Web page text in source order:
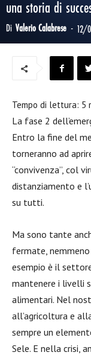
una storia di
Di Valerio Calabrese - 12/
Tempo di lettura: 5
La fase 2
Entro la fine del
torneranno ad
“convivenza”, col
distanziamento e
su tutti.
Ma sono tante
fermate, nemmeno
esempio è il
mantenere i livelli
alimentari. Nel
all’agricoltura e
sempre un
Sele. E nella crisi,